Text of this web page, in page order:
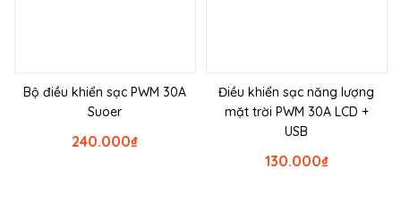
Bộ điều khiển sạc PWM 30A
Suoer
₫
240.000
Điều khiển sạc năng lượng
mặt trời PWM 30A LCD +
USB
₫
130.000